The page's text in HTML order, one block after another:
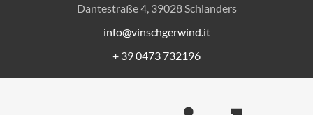
Dantestraße 4, 39028 Schlanders
info@vinschgerwind.it
+ 39 0473 732196